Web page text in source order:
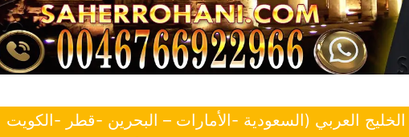
العربي (السعودية -الأمارات – البحرين -قطر -الكويت